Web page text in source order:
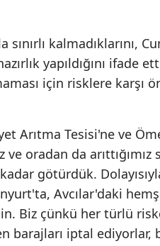
sınırlı kalmadıklarını,
yapıldığını ifade
için risklere karşı
Arıtma Tesisi'ne ve
oradan da arıttığımız
götürdük.
Avcılar'daki
Biz çünkü her türlü
barajları iptal